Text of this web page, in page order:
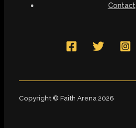
Contact
Copyright © Faith Arena 2026